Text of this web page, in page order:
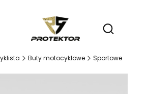
Otwórz
Buty motocyklowe Sportowe